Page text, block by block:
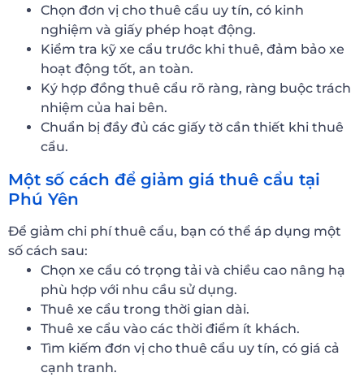
Chọn đơn vị cho thuê cẩu uy tín, có kinh
nghiệm và giấy phép hoạt động.
Kiểm tra kỹ xe cẩu trước khi thuê, đảm bảo xe
hoạt động tốt, an toàn.
Ký hợp đồng thuê cẩu rõ ràng, ràng buộc trách
nhiệm của hai bên.
Chuẩn bị đầy đủ các giấy tờ cần thiết khi thuê
cẩu.
Một số cách để giảm giá thuê cẩu tại
Phú Yên
Để giảm chi phí thuê cẩu, bạn có thể áp dụng một
số cách sau:
Chọn xe cẩu có trọng tải và chiều cao nâng hạ
phù hợp với nhu cầu sử dụng.
Thuê xe cẩu trong thời gian dài.
Thuê xe cẩu vào các thời điểm ít khách.
Tìm kiếm đơn vị cho thuê cẩu uy tín, có giá cả
cạnh tranh.